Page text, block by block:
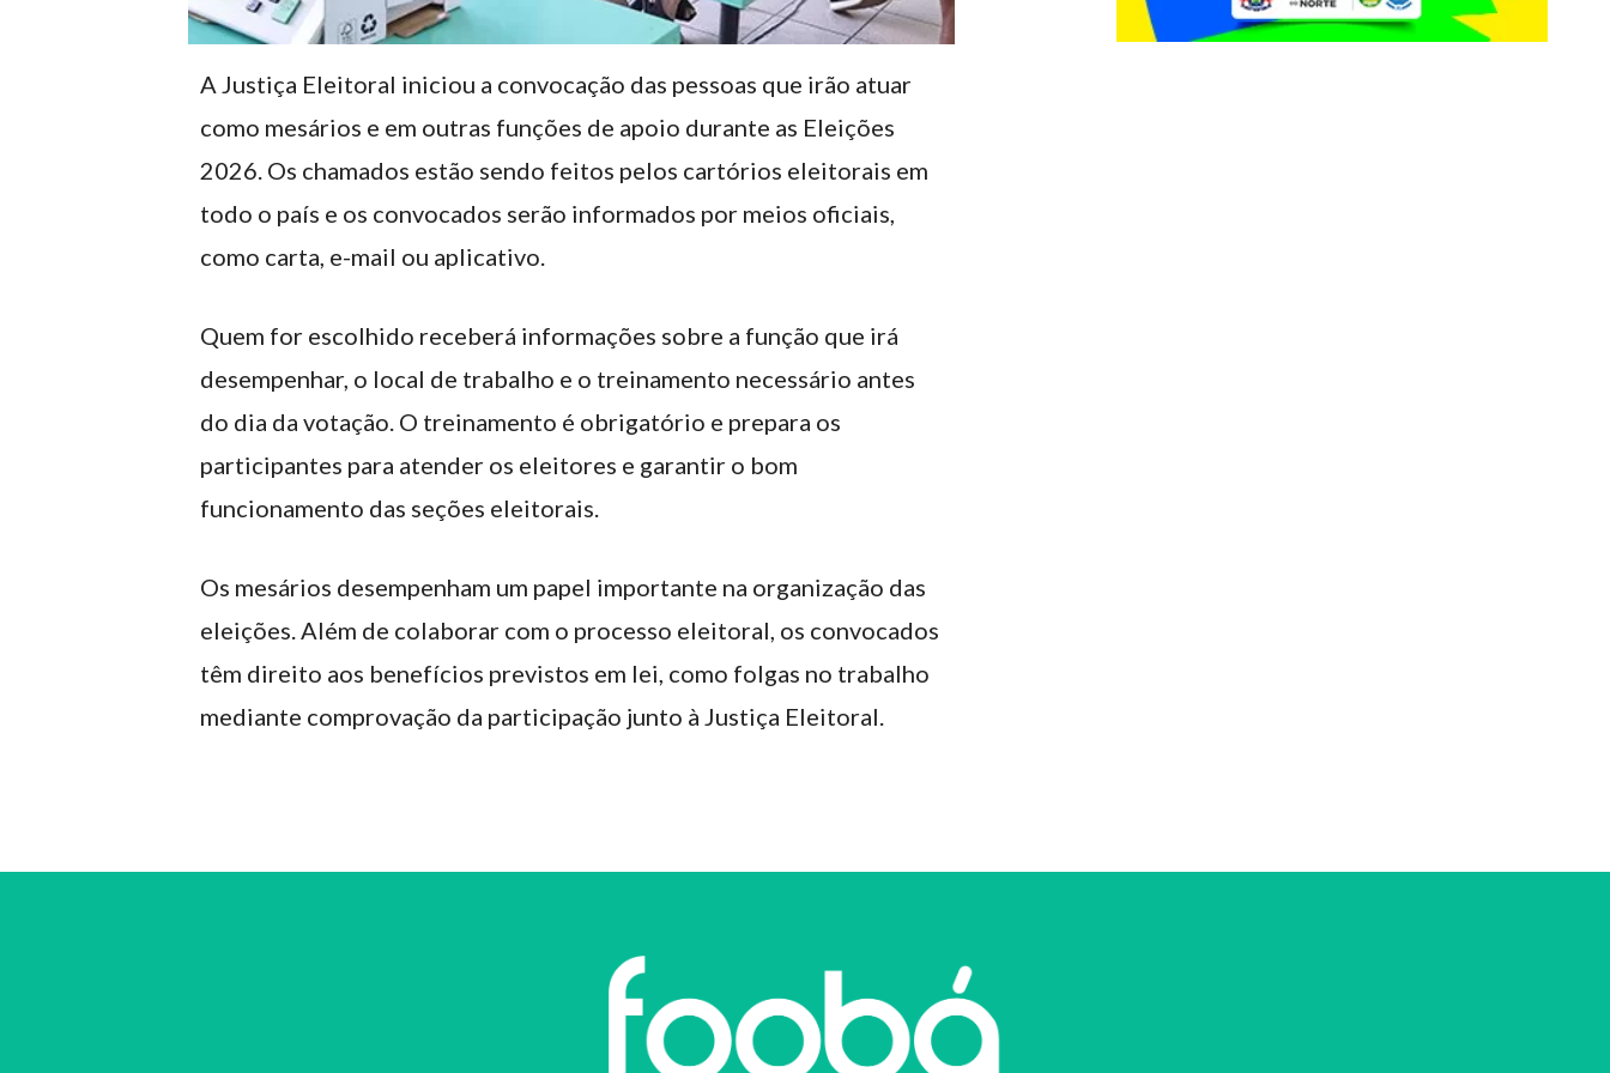
A Justiça Eleitoral iniciou a convocação das pessoas que irão atuar
como mesários e em outras funções de apoio durante as Eleições
2026. Os chamados estão sendo feitos pelos cartórios eleitorais em
todo o país e os convocados serão informados por meios oficiais,
como carta, e-mail ou aplicativo.
Quem for escolhido receberá informações sobre a função que irá
desempenhar, o local de trabalho e o treinamento necessário antes
do dia da votação. O treinamento é obrigatório e prepara os
participantes para atender os eleitores e garantir o bom
funcionamento das seções eleitorais.
Os mesários desempenham um papel importante na organização das
eleições. Além de colaborar com o processo eleitoral, os convocados
têm direito aos benefícios previstos em lei, como folgas no trabalho
mediante comprovação da participação junto à Justiça Eleitoral.